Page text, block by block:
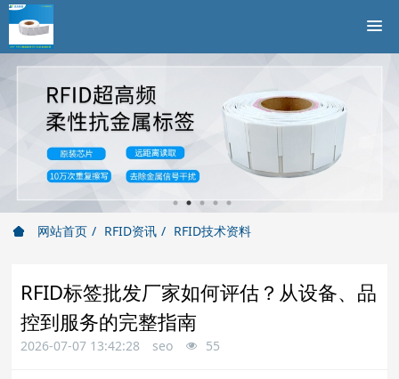
网站首页 RFID资讯 RFID技术资料
RFID标签批发厂家如何评估？从设备、品
控到服务的完整指南
2026-07-07 13:42:28 seo 55